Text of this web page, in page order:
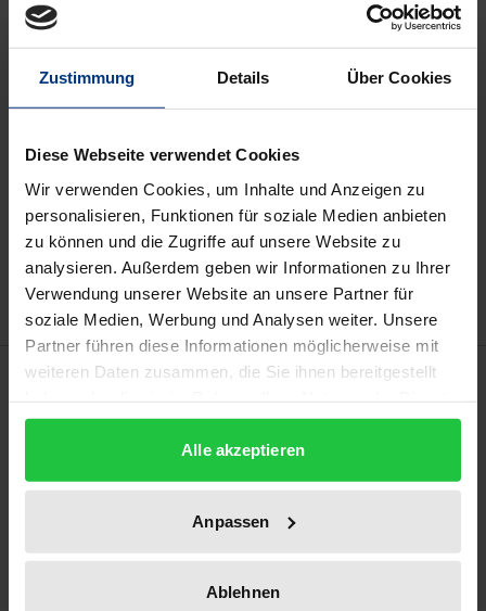
Zustimmung Details Über Cookies
Diese Webseite verwendet Cookies
Wir verwenden Cookies, um Inhalte und Anzeigen zu
personalisieren, Funktionen für soziale Medien anbieten
zu können und die Zugriffe auf unsere Website zu
analysieren. Außerdem geben wir Informationen zu Ihrer
Verwendung unserer Website an unsere Partner für
soziale Medien, Werbung und Analysen weiter. Unsere
Partner führen diese Informationen möglicherweise mit
weiteren Daten zusammen, die Sie ihnen bereitgestellt
gesammelt haben.
Alle akzeptieren
Anpassen
Ablehnen
ISBN 978-3-8452-9124-6
Prices include VAT. Depending on the delivery address, VAT
Add to Cart
Add to Wish List
Delivery cost notice
Description
The jurisprudence as well as the medical research
ESchG, which decisively influences the laws and
regulations of reproductive medicine until today,
has remained almost unmodified since it entered